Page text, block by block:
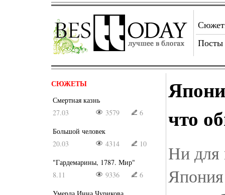
Посты
СЮЖЕТЫ
Смертная казнь
27.03
3579
6
Большой человек
20.03
4314
10
"Гардемарины, 1787. Мир"
8.11
9336
6
что
Ни для
Япония